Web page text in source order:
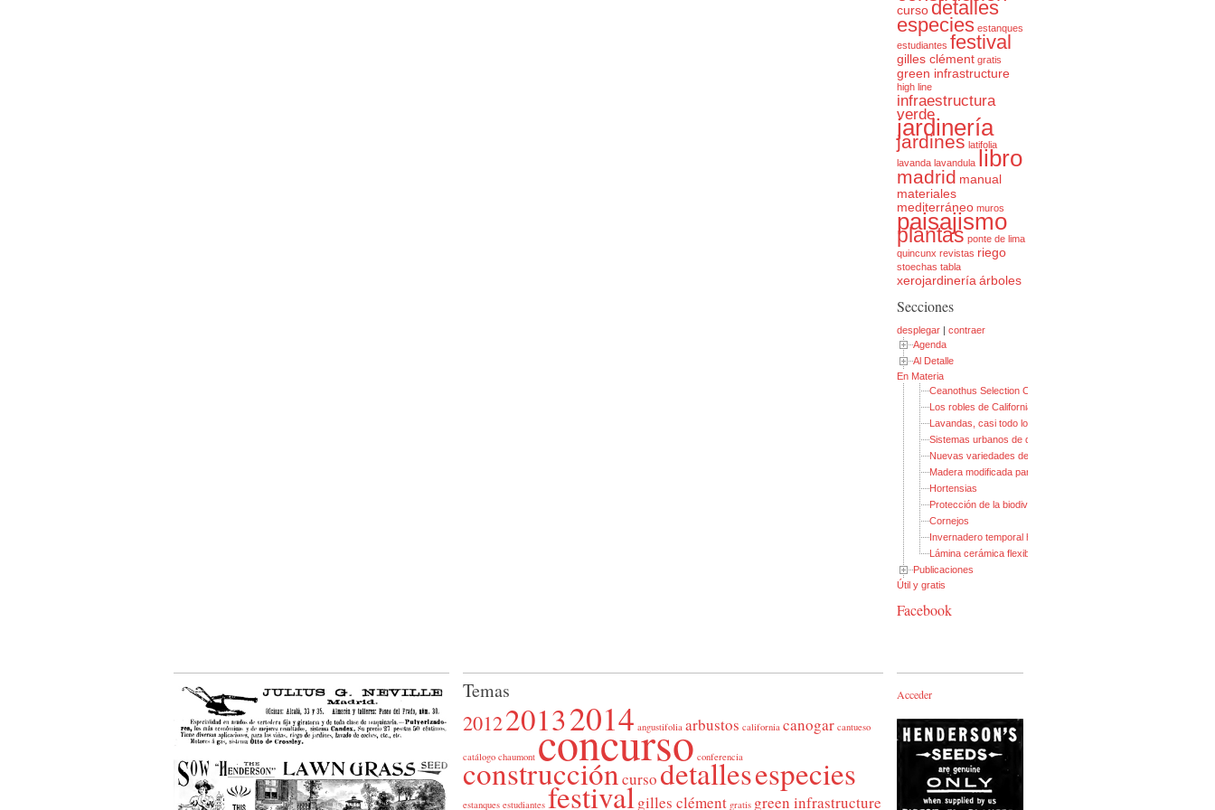
cursodetalles
especies estanques
estudiantes festival
gilles clément gratis
green infrastructure
high line
infraestructura
verde
jardinería
jardines latifolia
lavanda lavandula libro
madrid manual
materiales
mediterráneo muros
paisajismo
plantas ponte de lima
quincunx revistas riego
stoechas tabla
xerojardinería árboles
Secciones
desplegar | contraer
Agenda
Al Detalle
En Materia
Ceanothus Selection Chart
Los robles de California
Lavandas, casi todo lo que necesitas saber
Sistemas urbanos de drenaje sostenible (I)
Nuevas variedades de membrillero de flor
Madera modificada para exteriores
Hortensias
Protección de la biodiversidad (I): Pasos para anfibios
Cornejos
Invernadero temporal hinchable
Lámina cerámica flexible
Publicaciones
Útil y gratis
Facebook
Temas
201220132014 angustifolia arbustos california canogar cantueso
catálogo chaumont concurso conferencia
construccióncursodetallesespecies
estanques estudiantes festivalgilles clément gratis green infrastructure
Acceder